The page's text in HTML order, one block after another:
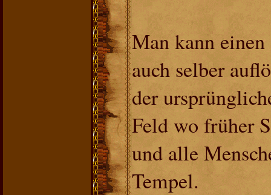
Man kann
auch selber
der
Feld wo früher
und alle
Tempel.